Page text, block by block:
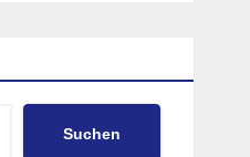
Suchen